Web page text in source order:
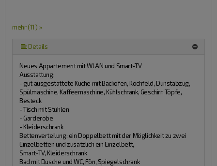
mehr (11 ) »
mehr (11 ) »
mehr (11 ) »
mehr (11 ) »
mehr (11 ) »
mehr (11 ) »
mehr (11 ) »
mehr (11 ) »
Details
Neues Appartement mit WLAN und Smart-TV
Ausstattung:
- gut ausgestattete Küche mit Backofen, Kochfeld, Dunstabzug,
Spülmaschine, Kaffeemaschine, Kühlschrank, Geschirr, Töpfe,
Besteck
- Tisch mit Stühlen
- Garderobe
- Kleiderschrank
Bettenverteilung: ein Doppelbett mit der Möglichkeit zu zwei
Einzelbetten und zusätzlich ein Einzelbett,
Smart-TV, Kleiderschrank
Bad mit Dusche und WC, Fön, Spiegelschrank